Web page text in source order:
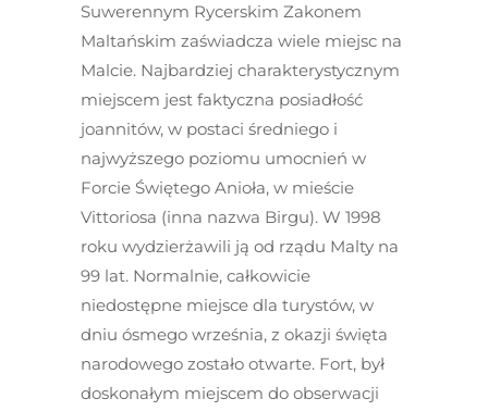
Suwerennym Rycerskim Zakonem
Maltańskim zaświadcza wiele miejsc na
Malcie. Najbardziej charakterystycznym
miejscem jest faktyczna posiadłość
joannitów, w postaci średniego i
najwyższego poziomu umocnień w
Forcie Świętego Anioła, w mieście
Vittoriosa (inna nazwa Birgu). W 1998
roku wydzierżawili ją od rządu Malty na
99 lat. Normalnie, całkowicie
niedostępne miejsce dla turystów, w
dniu ósmego września, z okazji święta
narodowego zostało otwarte. Fort, był
doskonałym miejscem do obserwacji